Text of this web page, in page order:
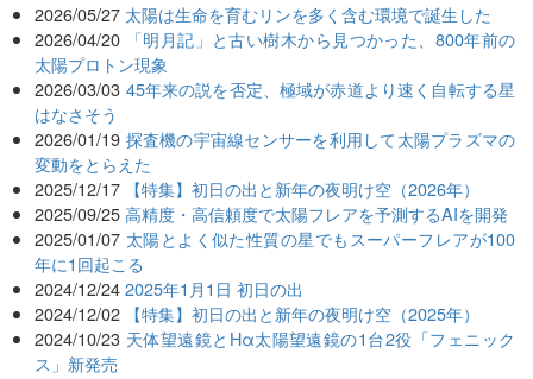
2026/05/27 太陽は生命を育むリンを多く含む環境で誕生した
2026/04/20
「明月記」と古い樹木から見つかった、800年前の
太陽プロトン現象
2026/03/03 45年来の説を否定、極域が赤道より速く自転する星
はなさそう
2026/01/19 探査機の宇宙線センサーを利用して太陽プラズマの
変動をとらえた
2025/12/17 【特集】初日の出と新年の夜明け空（2026年）
2025/09/25 高精度・高信頼度で太陽フレアを予測するAIを開発
2025/01/07 太陽とよく似た性質の星でもスーパーフレアが100
年に1回起こる
2024/12/24 2025年1月1日 初日の出
2024/12/02 【特集】初日の出と新年の夜明け空（2025年）
2024/10/23 天体望遠鏡とHα太陽望遠鏡の1台2役「フェニック
ス」新発売